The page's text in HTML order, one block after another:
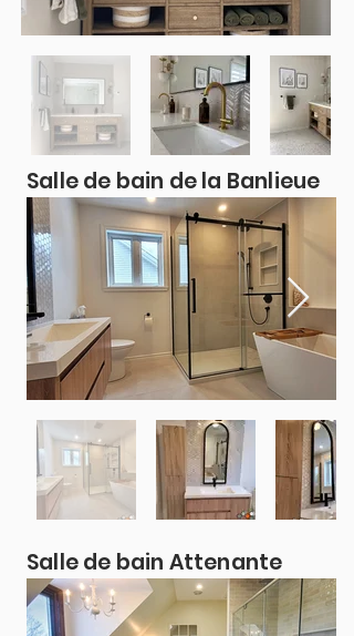
Salle de bain de la Banlieue
Salle de bain Attenante